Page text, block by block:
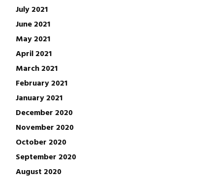
July 2021
June 2021
May 2021
April 2021
March 2021
February 2021
January 2021
December 2020
November 2020
October 2020
September 2020
August 2020